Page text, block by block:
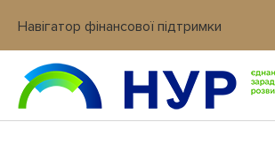
Навігатор фінансової підтримки
Вхід в кабінет IT платформи